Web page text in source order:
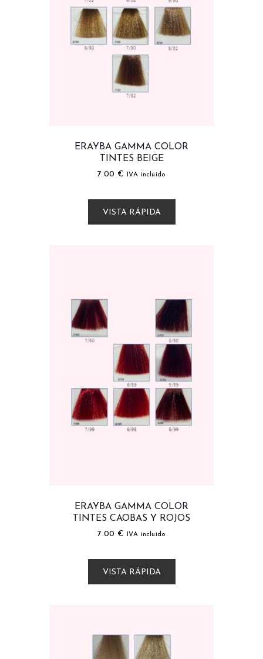
ERAYBA GAMMA COLOR
TINTES BEIGE
7.00 € IVA incluido
VISTA RÁPIDA
ERAYBA GAMMA COLOR
TINTES CAOBAS Y ROJOS
7.00 € IVA incluido
VISTA RÁPIDA